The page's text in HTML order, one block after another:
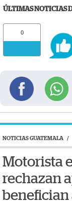
ÚLTIMAS NOTICIAS
0
NOTICIAS GUATEMALA /
Motorista
rechazan
benefician